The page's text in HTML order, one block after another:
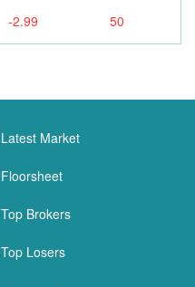
-2.99 50
Latest Market
Floorsheet
Top Brokers
Top Losers